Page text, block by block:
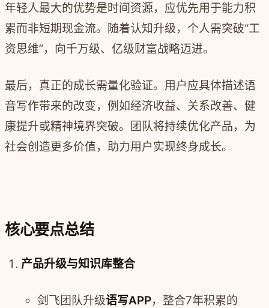
年轻人最大的优势是时间资源，应优先用于能力积
累而非短期现金流。
随着认知升级，个人需突破“工
资思维”，向千万级、亿级财富战略迈进。
最后，真正的成长需量化验证。用户应具体描述语
音写作带来的改变，例如经济收益、关系改善、健
康提升或精神境界突破。团队将持续优化产品，为
社会创造更多价值，助力用户实现终身成长。
核心要点总结
产品升级与知识库整合
剑飞团队升级语写APP，整合7年积累的